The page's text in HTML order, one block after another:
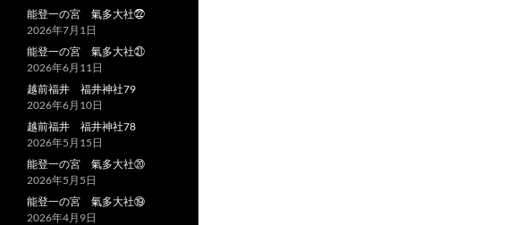
能登一の宮 氣多大社㉒
2026年7月1日
能登一の宮 氣多大社㉑
2026年6月11日
越前福井 福井神社79
2026年6月10日
越前福井 福井神社78
2026年5月15日
能登一の宮 氣多大社⑳
2026年5月5日
能登一の宮 氣多大社⑲
2026年4月9日